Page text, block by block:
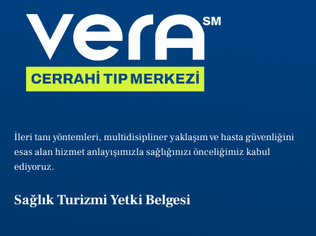
İleri tanı yöntemleri, multidisipliner yaklaşım ve hasta güvenliğini
esas alan hizmet anlayışımızla sağlığınızı önceliğimiz kabul
ediyoruz.
Sağlık Turizmi Yetki Belgesi